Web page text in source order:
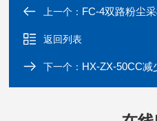
上一个： FC-4双路粉尘
返回列表
下一个： HX-ZX-50CC减